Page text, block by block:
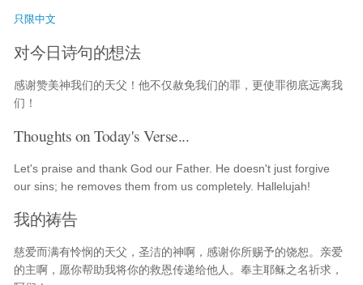
只限中文
对今日诗句的想法
感谢赞美神我们的天父！他不仅赦免我们的罪，更使罪彻底远离我
们！
Thoughts on Today's Verse...
Let's praise and thank God our Father. He doesn't just forgive
our sins; he removes them from us completely. Hallelujah!
我的祷告
慈爱而满有怜悯的天父，圣洁的神啊，感谢你所赐予的饶恕。亲爱
的主啊，愿你帮助我将你的救恩传递给他人。奉主耶稣之名祈求，